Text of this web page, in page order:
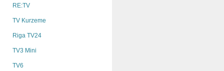
RE:TV
TV Kurzeme
Riga TV24
TV3 Mini
TV6